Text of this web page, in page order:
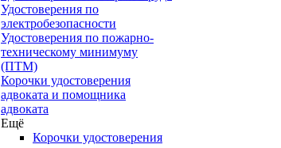
Удостоверения по
электробезопасности
Удостоверения по пожарно-
техническому минимуму
(ПТМ)
Корочки удостоверения
адвоката и помощника
адвоката
Ещё
Корочки удостоверения